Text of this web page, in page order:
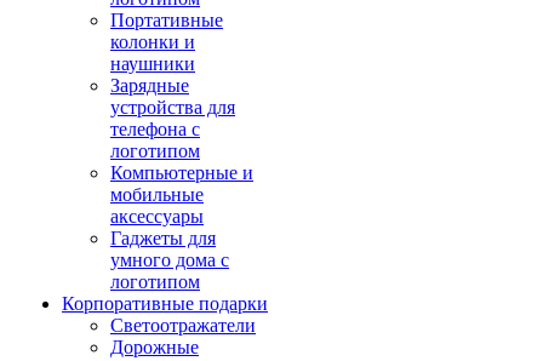
Портативные
колонки и
наушники
Зарядные
устройства для
телефона с
логотипом
Компьютерные и
мобильные
аксессуары
Гаджеты для
умного дома с
логотипом
Корпоративные подарки
Светоотражатели
Дорожные